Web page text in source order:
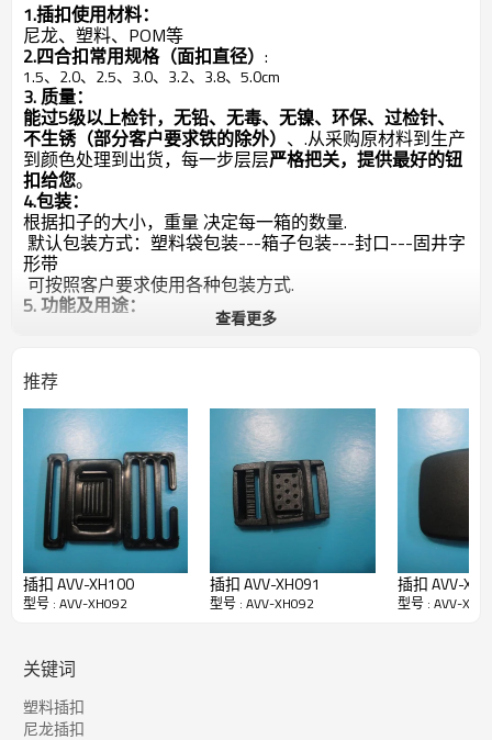
1.插扣使用材料：
尼龙、塑料、POM等
2.四合扣常用规格（面扣直径） :
1.5、2.0、2.5、3.0、3.2、3.8、5.0cm
3. 质量：
能过5级以上检针，无铅、无毒、无镍、环保、过检针、
不生锈（部分客户要求铁的除外） 、.从采购原材料到生产
到颜色处理到出货，每一步层层严格把关，提供最好的钮
扣给您。
4.包装：
根据扣子的大小，重量 决定每一箱的数量.
默认包装方式：塑料袋包装---箱子包装---封口---固井字
形带
可按照客户要求使用各种包装方式.
5. 功能及用途：
适用于箱包、手袋、皮具、文具、饰品盒、包装盒等
6.样品申请：
样品可免费提供,运费,需要收方承担.
如暂无客户指定的颜色,规格,款式需要临时制作样品将另
谈打样费.打样费下大货都可以退回
7.交易（付款）方式：
国内客户: 支持银行转账,支票,现付,快递代收,（现金,月
结） 具体详谈
国外客户:支持银行转账,西联汇款,长期合作可以使用信用
证交易.
8.售前售后服务：
谢谢各位新老客户,我们会以完善的服务和高质量稳定的
产品来回馈您的支持
查看更多
推荐
插扣 AVV-XH100
型号 : AVV-XH092
插扣 AVV-XH091
型号 : AVV-XH092
插扣 AVV-
型号 : AVV-
关键词
塑料插扣
尼龙插扣